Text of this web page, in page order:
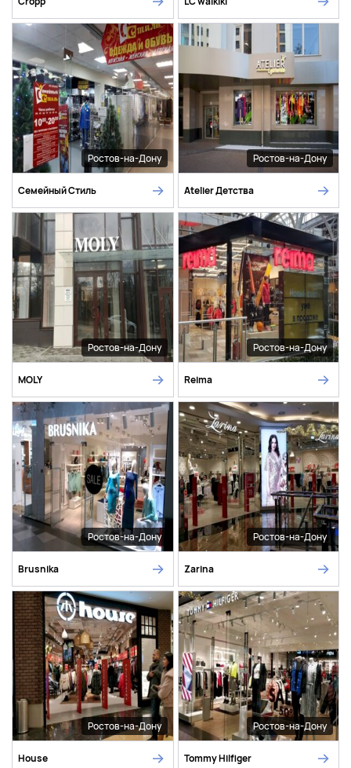
Ростов-на-Дону
Семейный Стиль
Ростов-на-Дону
Atelier Детства
Ростов-на-Дону
MOLY
Ростов-на-Дону
Reima
Ростов-на-Дону
Brusnika
Ростов-на-Дону
Zarina
Ростов-на-Дону
House
Ростов-на-Дону
Tommy Hilfiger